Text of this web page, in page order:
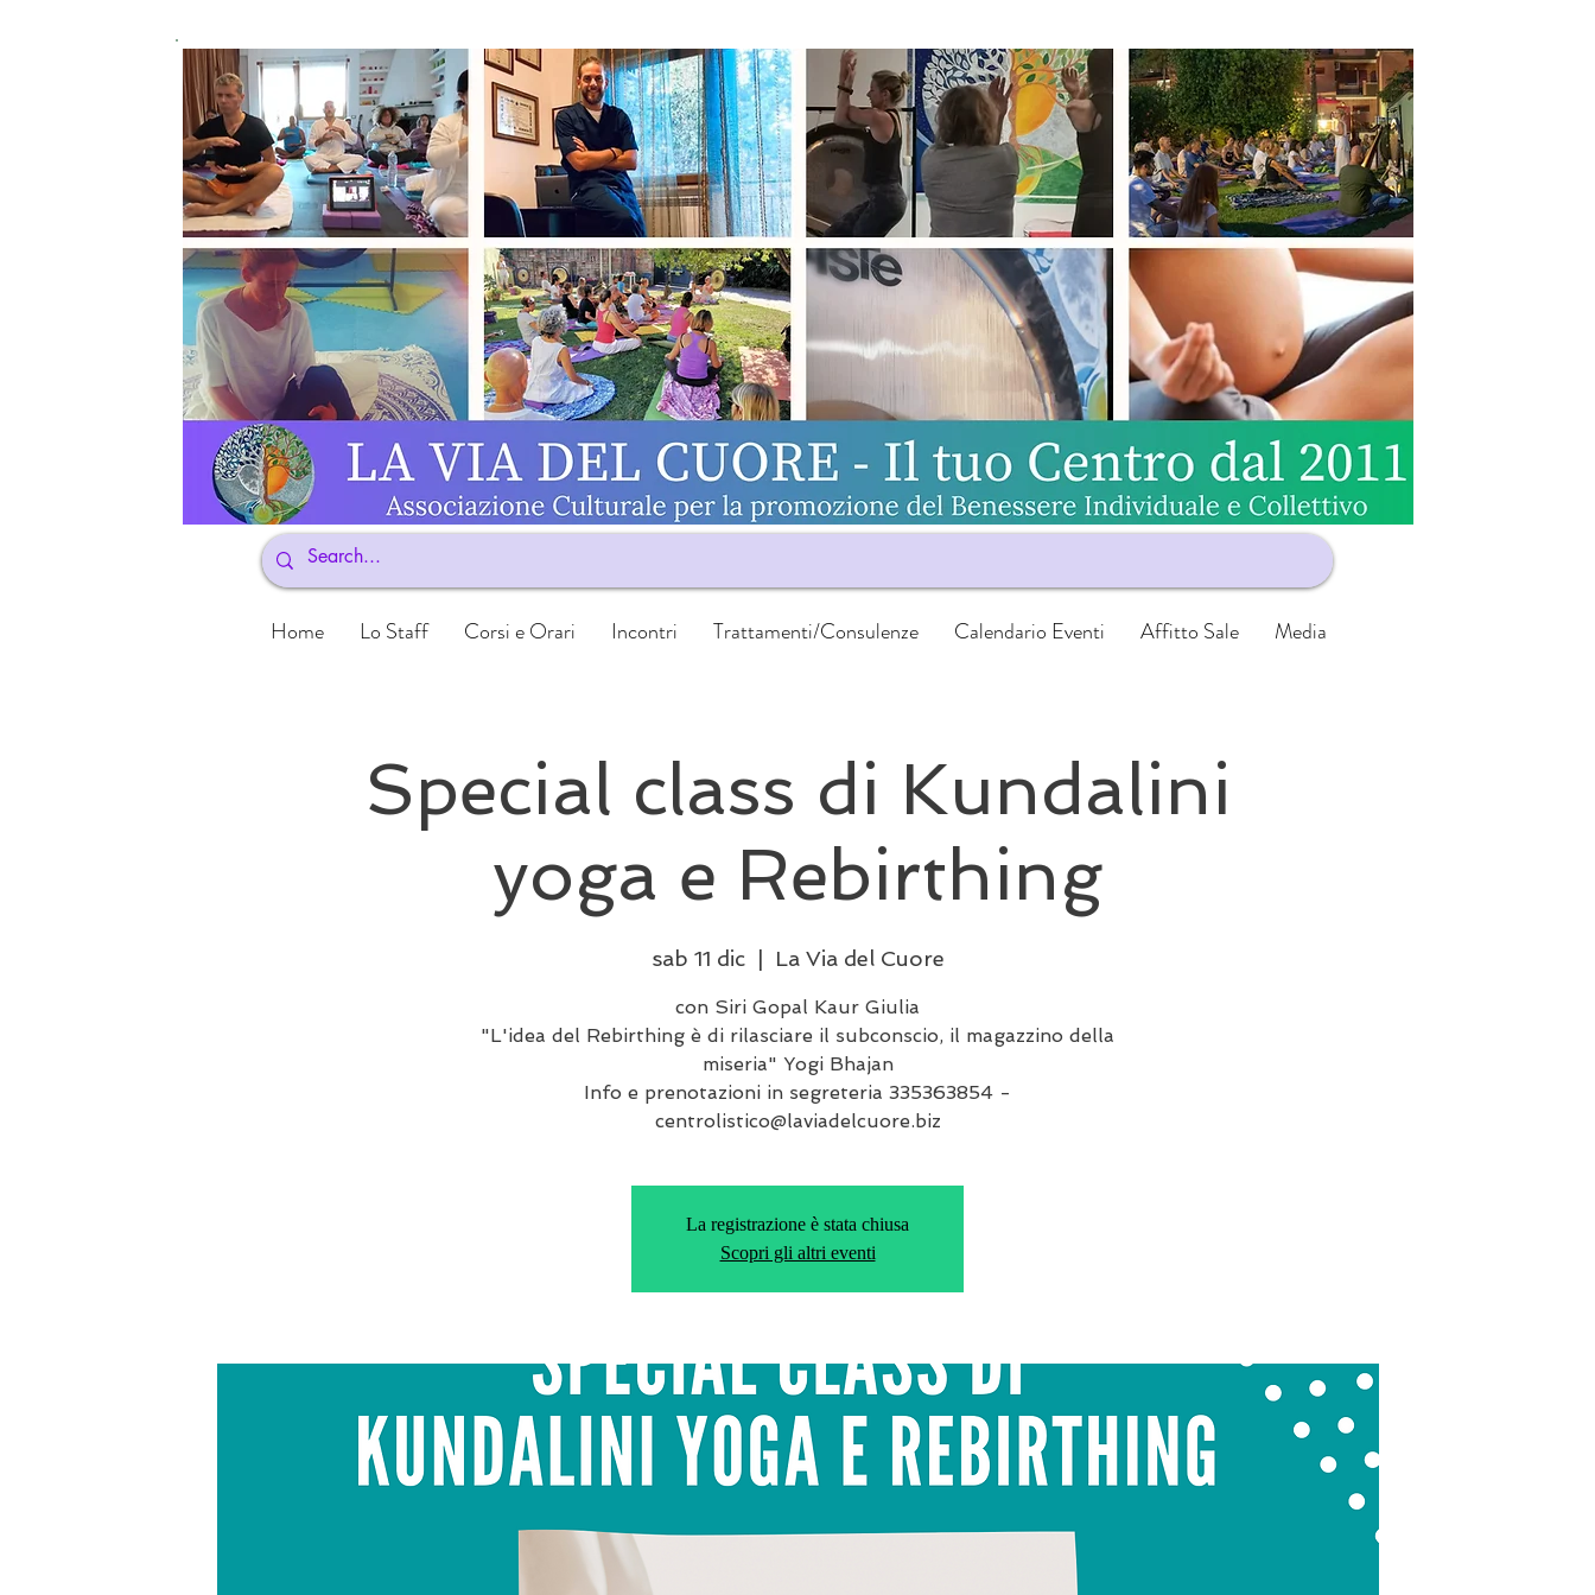
Home Lo Staff Corsi e Orari Incontri Trattamenti/Consulenze Calendario Eventi Affitto Sale Media
Special class di Kundalini
yoga e Rebirthing
sab 11 dic
  |
La Via del Cuore
con Siri Gopal Kaur Giulia
"L'idea del Rebirthing è di rilasciare il subconscio, il magazzino della
miseria" Yogi Bhajan
Info e prenotazioni in segreteria 335363854 -
centrolistico@laviadelcuore.biz
La registrazione è stata chiusa
Scopri gli altri eventi